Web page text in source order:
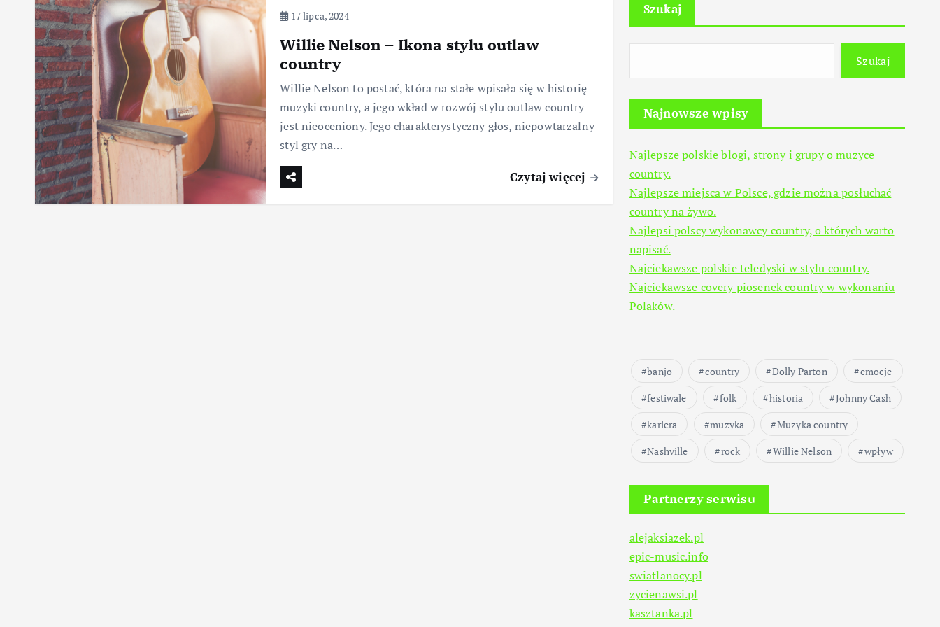
17 lipca, 2024
Willie Nelson – Ikona stylu outlaw
country
Willie Nelson to postać, która na stałe wpisała się w historię
muzyki country, a jego wkład w rozwój stylu outlaw country
jest nieoceniony. Jego charakterystyczny głos, niepowtarzalny
styl gry na…
Czytaj więcej
Szukaj
Szukaj
Najnowsze wpisy
Najlepsze polskie blogi, strony i grupy o muzyce
country.
Najlepsze miejsca w Polsce, gdzie można posłuchać
country na żywo.
Najlepsi polscy wykonawcy country, o których warto
napisać.
Najciekawsze polskie teledyski w stylu country.
Najciekawsze covery piosenek country w wykonaniu
Polaków.
banjo country Dolly Parton
emocje
festiwale
folk historia
Johnny Cash
kariera
muzyka
Muzyka country
Nashville
rock Willie Nelson wpływ
Partnerzy serwisu
alejaksiazek.pl
epic-music.info
swiatlanocy.pl
zycienawsi.pl
kasztanka.pl